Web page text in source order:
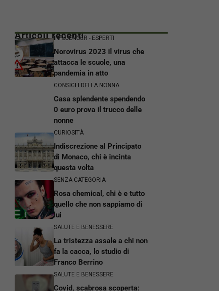
Articoli recentiINFLUENCER - ESPERTI
Norovirus 2023 il virus che
attacca le scuole, una
pandemia in atto
CONSIGLI DELLA NONNA
Casa splendente spendendo
0 euro prova il trucco delle
nonne
CURIOSITÀ
Indiscrezione al Principato
di Monaco, chi è incinta
questa volta
SENZA CATEGORIA
Rosa chemical, chi è e tutto
quello che non sappiamo di
lui
SALUTE E BENESSERE
La tristezza assale a chi non
fa la cacca, lo studio di
Franco Berrino
SALUTE E BENESSERE
Covid, scabrosa scoperta: